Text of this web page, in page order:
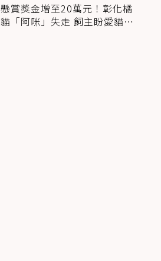
懸賞獎金增至20萬元！彰化橘
貓「阿咪」失走 飼主盼愛貓趕